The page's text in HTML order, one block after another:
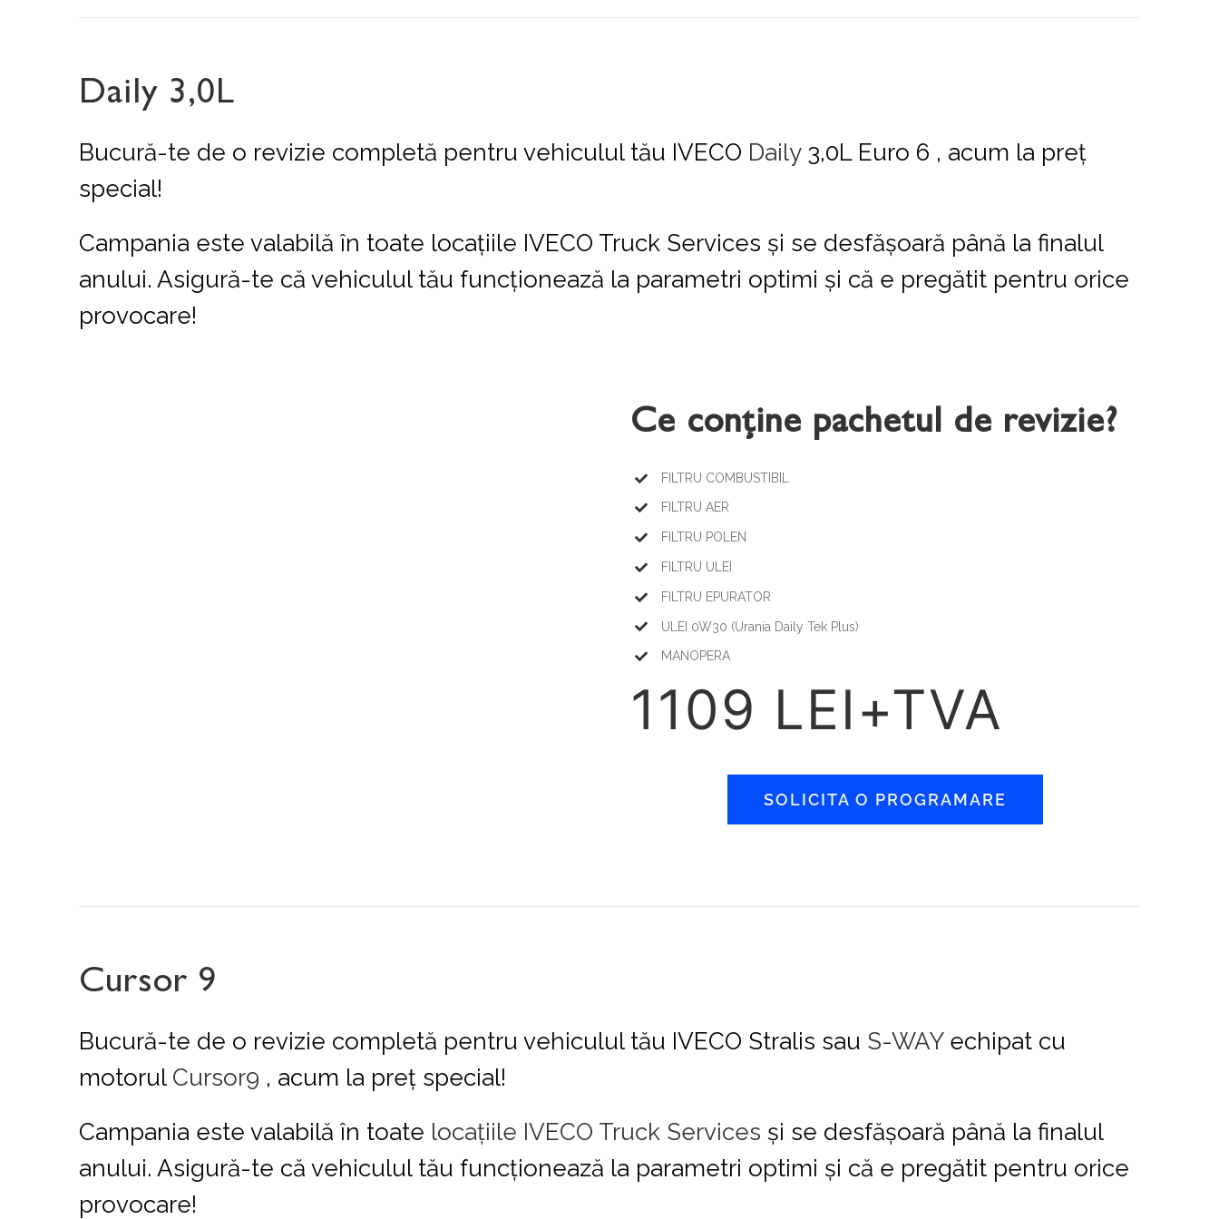
Daily 3,0L
Bucură-te de o revizie completă pentru vehiculul tău IVECO Daily 3,0L Euro 6 , acum la preț
special!
Campania este valabilă în toate locațiile IVECO Truck Services și se desfășoară până la finalul
anului. Asigură-te că vehiculul tău funcționează la parametri optimi și că e pregătit pentru orice
provocare!
Ce conține pachetul de revizie?
FILTRU COMBUSTIBIL
FILTRU AER
FILTRU POLEN
FILTRU ULEI
FILTRU EPURATOR
ULEI 0W30 (Urania Daily Tek Plus)
MANOPERA
1109 LEI+TVA
SOLICITA O PROGRAMARE
Cursor 9
Bucură-te de o revizie completă pentru vehiculul tău IVECO Stralis sau S-WAYechipat cu
motorul Cursor9 , acum la preț special!
Campania este valabilă în toate locațiile IVECO Truck Services și se desfășoară până la finalul
anului. Asigură-te că vehiculul tău funcționează la parametri optimi și că e pregătit pentru orice
provocare!